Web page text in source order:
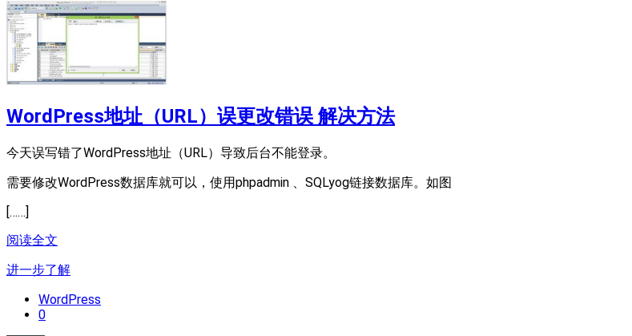
WordPress地址（URL）误更改错误 解决方法
今天误写错了WordPress地址（URL）导致后台不能登录。
需要修改WordPress数据库就可以，使用phpadmin 、SQLyog链接数据库。如图
[……]
阅读全文
进一步了解
WordPress
0